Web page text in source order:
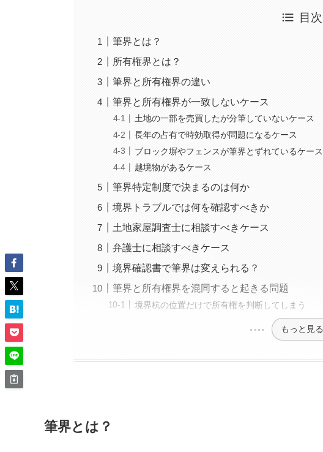
目次
筆界とは？
所有権界とは？
筆界と所有権界の違い
筆界と所有権界が一致しないケース
土地の一部を売買したが分筆していないケース
長年の占有で時効取得が問題になるケース
ブロック塀やフェンスが筆界とずれているケース
越境物があるケース
筆界特定制度で決まるのは何か
境界トラブルでは何を確認すべきか
土地家屋調査士に相談すべきケース
弁護士に相談すべきケース
境界確認書で筆界は変えられる？
筆界と所有権界を混同すると起きる問題
境界杭の位置だけで所有権を判断してしまう
もっと見る
筆界とは？